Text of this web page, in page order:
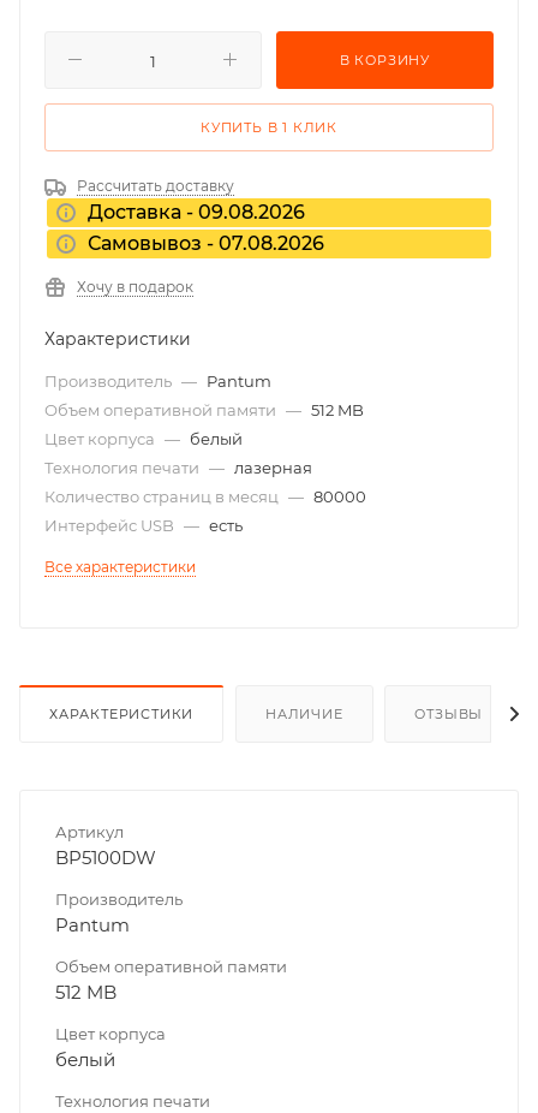
В КОРЗИНУ
КУПИТЬ В 1 КЛИК
Рассчитать доставку
Доставка - 09.08.2026
Самовывоз - 07.08.2026
Хочу в подарок
Характеристики
Производитель — Pantum
Объем оперативной памяти — 512 MB
Цвет корпуса — белый
Технология печати — лазерная
Количество страниц в месяц — 80000
Интерфейс USB — есть
Все характеристики
ХАРАКТЕРИСТИКИ НАЛИЧИЕ ОТЗЫВЫ
Артикул
BP5100DW
Производитель
Pantum
Объем оперативной памяти
512 MB
Цвет корпуса
белый
Технология печати